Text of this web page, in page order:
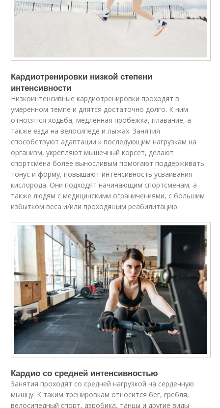
Кардиотренировки низкой степени
интенсивности
Низкоинтенсивные кардиотренировки проходят в
умеренном темпе и длятся достаточно долго. К ним
относятся ходьба, медленная пробежка, плавание, а
также езда на велосипеде и лыжах. Занятия
способствуют адаптации к последующим нагрузкам на
организм, укрепляют мышечный корсет, делают
спортсмена более выносливым помогают поддерживать
тонус и форму, повышают интенсивность усваивания
кислорода. Они подходят начинающим спортсменам, а
также людям с медицинскими ограничениями, с большим
избытком веса и/или проходящим реабилитацию.
Кардио со средней интенсивностью
Занятия проходят со средней нагрузкой на сердечную
мышцу. К таким тренировкам относится бег, гребля,
велосипедный спорт, аэробика, танцы и другие виды